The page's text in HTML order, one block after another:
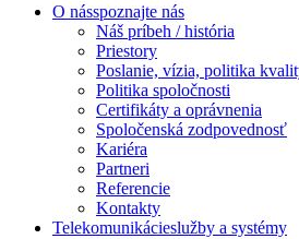
O násspoznajte nás
Náš príbeh / história
Priestory
Poslanie, vízia, politika
Politika spoločnosti
Certifikáty a oprávnenia
Spoločenská zodpovednosť
Kariéra
Partneri
Referencie
Kontakty
Telekomunikácieslužby a systémy